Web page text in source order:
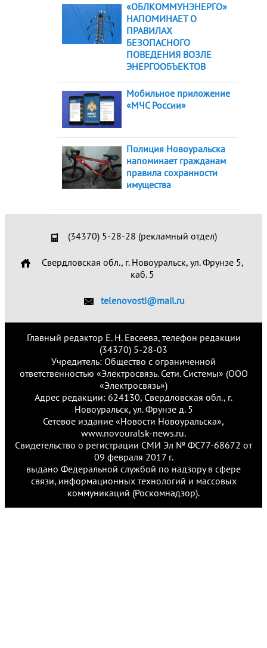
«ОБЛКОММУНЭНЕРГО»
НАПОМИНАЕТ О
ПРАВИЛАХ
БЕЗОПАСНОГО
ПОВЕДЕНИЯ ВОЗЛЕ
ЭНЕРГООБЪЕКТОВ
Мобильное приложение
«МЧС России»
Полиция Новоуральска
напоминает гражданам
правила сохранности
имущества
(34370) 5-28-28 (рекламный отдел)
Свердловская обл., г. Новоуральск, ул. Фрунзе 5,
каб. 5
telenovosti@mail.ru
Главный редактор Е. Н. Евсеева, телефон редакции
(34370) 5-28-03
Учредитель: Общество с ограниченной
ответственностью «Электросвязь. Сети. Системы» (ООО
«Электросвязь»)
Адрес редакции: 624130, Свердловская обл., г.
Новоуральск, ул. Фрунзе д. 5
Сетевое издание «Новости Новоуральска»,
www.novouralsk-news.ru.
Свидетельство о регистрации СМИ Эл № ФС77-68672 от
09 февраля 2017 г.
выдано Федеральной службой по надзору в сфере
связи, информационных технологий и массовых
коммуникаций (Роскомнадзор).